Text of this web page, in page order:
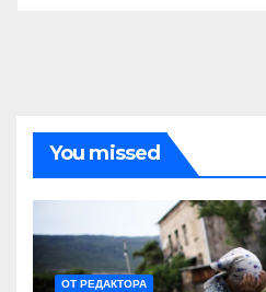
You missed
ОТ РЕДАКТОРА